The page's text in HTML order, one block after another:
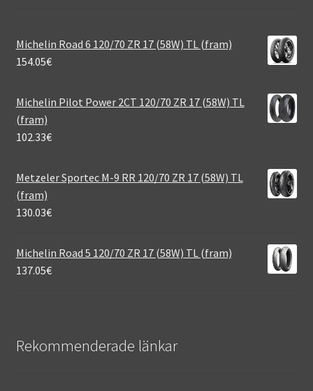
Michelin Road 6 120/70 ZR 17 (58W) TL (fram)
154.05€
Michelin Pilot Power 2CT 120/70 ZR 17 (58W) TL
(fram)
102.33€
Metzeler Sportec M-9 RR 120/70 ZR 17 (58W) TL
(fram)
130.03€
Michelin Road 5 120/70 ZR 17 (58W) TL (fram)
137.05€
Rekommenderade länkar